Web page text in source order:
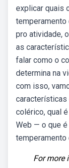
explicar quais
temperamento
pro atividade,
as
falar como o
determina na
com isso,
características
colérico, qual
Web — o que
temperamento
For more